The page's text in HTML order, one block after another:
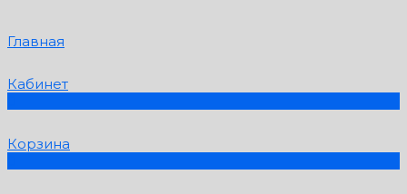
Главная
Кабинет
Корзина